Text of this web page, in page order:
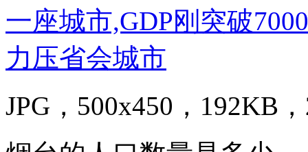
JPG，500x450，192KB